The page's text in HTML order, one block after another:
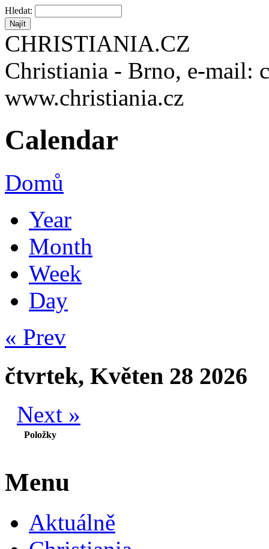
Hledat:
CHRISTIANIA.CZ
Christiania - Brno, e-mail:
www.christiania.cz
Calendar
Domů
Year
Month
Week
Day
« Prev
čtvrtek, Květen 28 2026
Next »
Položky
Menu
Aktuálně